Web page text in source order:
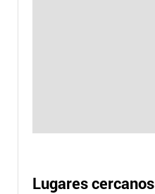
Lugares cercanos